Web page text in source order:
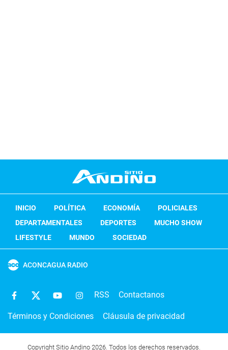
INICIO POLÍTICA ECONOMÍA
POLICIALES
DEPARTAMENTALES
DEPORTES
MUCHO SHOW
LIFESTYLE
MUNDO SOCIEDAD
ACONCAGUA RADIO
RSS Contactanos
Términos y Condiciones Cláusula de privacidad
Copyright Sitio Andino 2026. Todos los derechos reservados.